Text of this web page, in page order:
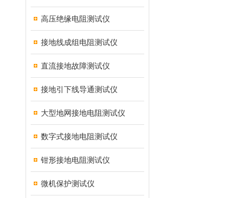
高压绝缘电阻测试仪
接地线成组电阻测试仪
直流接地故障测试仪
接地引下线导通测试仪
大型地网接地电阻测试仪
数字式接地电阻测试仪
钳形接地电阻测试仪
微机保护测试仪